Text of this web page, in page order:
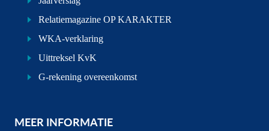
Relatiemagazine OP KARAKTER
WKA-verklaring
Uittreksel KvK
G-rekening overeenkomst
MEER INFORMATIE